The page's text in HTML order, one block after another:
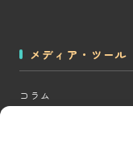
メディア・ツール
コラム